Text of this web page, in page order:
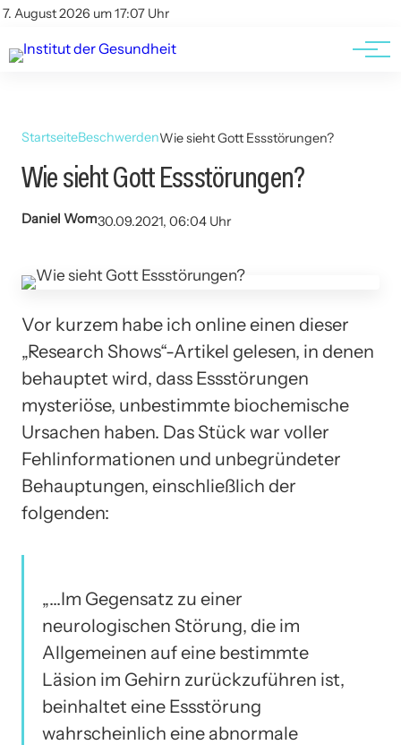
7. August 2026 um 17:07 Uhr
Kontakt
Kontakt
AGBs
StartseiteBeschwerdenWie sieht Gott Essstörungen?
Wie sieht Gott Essstörungen?
Daniel Wom30.09.2021, 06:04 Uhr
Vor kurzem habe ich online einen dieser
„Research Shows“-Artikel gelesen, in denen
behauptet wird, dass Essstörungen
mysteriöse, unbestimmte biochemische
Ursachen haben. Das Stück war voller
Fehlinformationen und unbegründeter
Behauptungen, einschließlich der
folgenden:
„…Im Gegensatz zu einer
neurologischen Störung, die im
Allgemeinen auf eine bestimmte
Läsion im Gehirn zurückzuführen ist,
beinhaltet eine Essstörung
wahrscheinlich eine abnormale